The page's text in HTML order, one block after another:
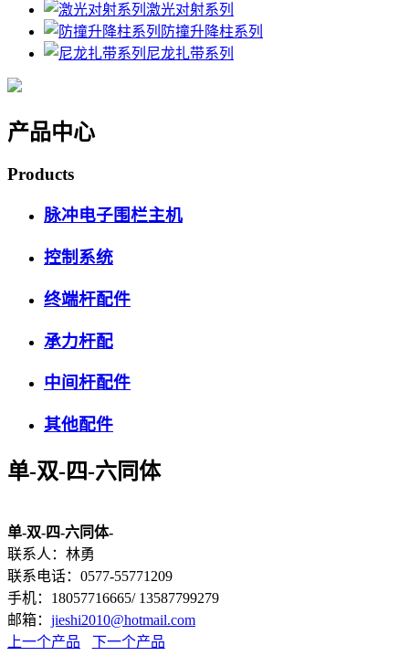
激光对射系列
防撞升降柱系列
尼龙扎带系列
产品中心
Products
脉冲电子围栏主机
控制系统
终端杆配件
承力杆配
中间杆配件
其他配件
单-双-四-六同体
单-双-四-六同体-
联系人：林勇
联系电话：0577-55771209
手机：18057716665/ 13587799279
邮箱： jieshi2010@hotmail.com
上一个产品
下一个产品